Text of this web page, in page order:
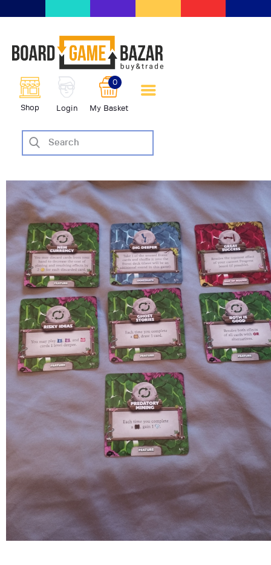
Shop Login My Basket
0
scambio giochi da tavolo
BoardGameBazar
SHOP
VENDI
CASE EDITRICI
AIUTO
BLOG-NEWS
EVENTI